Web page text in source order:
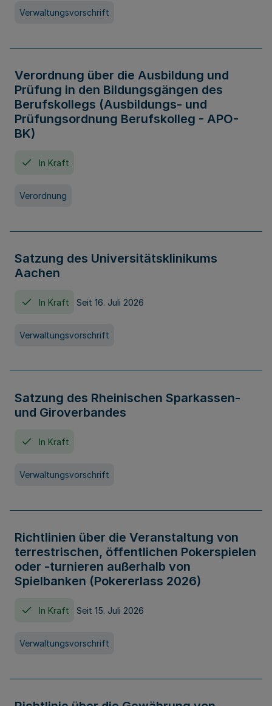
Verwaltungsvorschrift
Verordnung über die Ausbildung und
Prüfung in den Bildungsgängen des
Berufskollegs (Ausbildungs- und
Prüfungsordnung Berufskolleg - APO-
BK)
In Kraft
Verordnung
Satzung des Universitätsklinikums
Aachen
In Kraft Seit 16. Juli 2026
Verwaltungsvorschrift
Satzung des Rheinischen Sparkassen-
und Giroverbandes
In Kraft
Verwaltungsvorschrift
Richtlinien über die Veranstaltung von
terrestrischen, öffentlichen Pokerspielen
oder -turnieren außerhalb von
Spielbanken (Pokererlass 2026)
In Kraft Seit 15. Juli 2026
Verwaltungsvorschrift